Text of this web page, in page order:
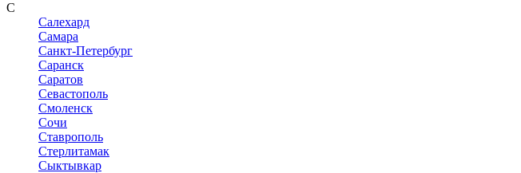
С
Салехард
Самара
Санкт-Петербург
Саранск
Саратов
Севастополь
Смоленск
Сочи
Ставрополь
Стерлитамак
Сыктывкар